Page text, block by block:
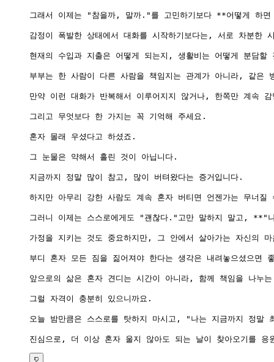
그래서 이제는 "참을까, 말까."를 고민하기보다 **어떻게 하
감정이 폭발한 상태에서 대화를 시작하기보다는, 서로 차분한
현재의 수입과 지출은 어떻게 되는지, 생활비는 어떻게 분담
부부는 한 사람이 다른 사람을 책임지는 관계가 아니라, 같은
만약 이런 대화가 반복해서 이루어지지 않거나, 한쪽만 계속
그리고 무엇보다 한 가지는 꼭 기억해 주세요.
혼자 몰래 우셨다고 하셨죠.
그 눈물은 약해서 흘린 것이 아닙니다.
지금까지 정말 많이 참고, 많이 버텨왔다는 증거입니다.
하지만 아무리 강한 사람도 계속 혼자 버티면 언젠가는 무너질
그러니 이제는 스스로에게도 "괜찮다."고만 말하지 말고, **"
가정을 지키는 것도 중요하지만, 그 안에서 살아가는 자신의
부디 혼자 모든 짐을 짊어져야 한다는 생각은 내려놓으셨으면
앞으로의 삶은 혼자 견디는 시간이 아니라, 함께 책임을 나누
그럴 자격이 충분히 있으니까요.
오늘 밤만큼은 스스로를 탓하지 마시고, "나는 지금까지 정말